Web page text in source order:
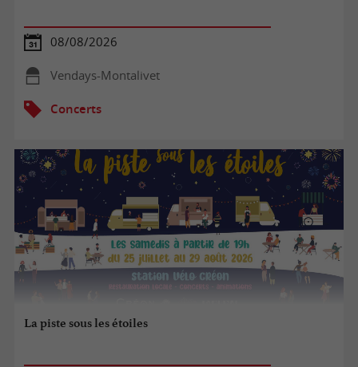
08/08/2026
Vendays-Montalivet
Concerts
La piste sous les étoiles